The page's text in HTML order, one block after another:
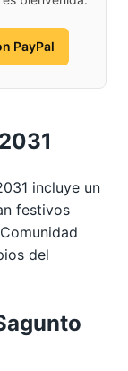
PayPal
incluye un
festivos
del